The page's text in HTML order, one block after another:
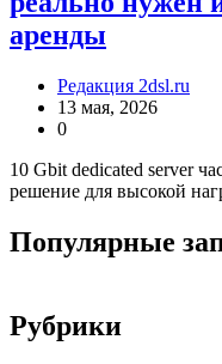
аренды
Редакция 2dsl.ru
13 мая, 2026
0
10 Gbit dedicated server
решение для высокой
Популярные
Рубрики